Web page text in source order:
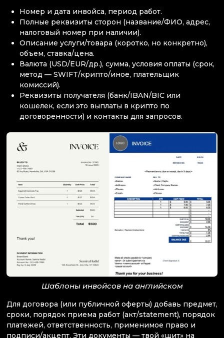
Номер и дата инвойса, период работ.
Полные реквизиты сторон (название/ФИО, адрес,
налоговый номер при наличии).
Описание услуги/товара (коротко, но конкретно),
объем, ставка/цена.
Валюта (USD/EUR/др.), сумма, условия оплаты (срок,
метод — SWIFT/крипто/иное, плательщик
комиссий).
Реквизиты получателя (банк/IBAN/BIC или
кошелек, если это выплаты в крипто по
договоренности) и контакты для запросов.
Шаблоны инвойсов на английском
Для договора (или публичной оферты) добавь предмет,
сроки, порядок приема работ (акт/statement), порядок
платежей, ответственность, применимое право и
подписи/акцепт. Эти документы — твой «щит» на